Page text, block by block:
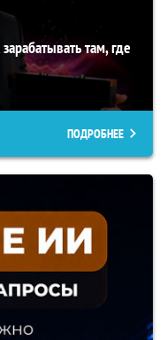
там, где
ПОДРОБНЕЕ